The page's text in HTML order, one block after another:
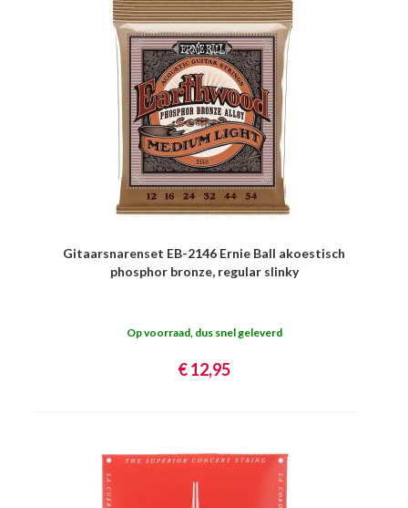
Gitaarsnarenset EB-2146 Ernie Ball akoestisch
phosphor bronze, regular slinky
Op voorraad, dus snel geleverd
€ 12,95